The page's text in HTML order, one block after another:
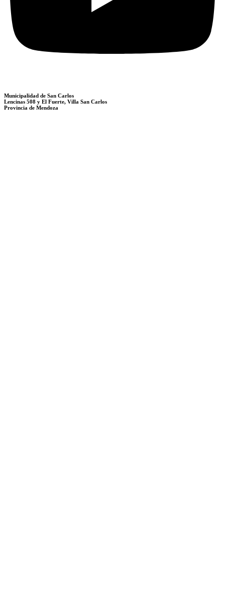
Municipalidad de San Carlos
Lencinas 508 y El Fuerte, Villa San Carlos
Provincia de Mendoza